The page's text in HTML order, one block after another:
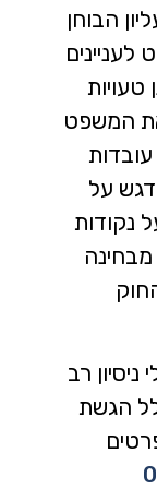
הבוחן
המשפט
דגש על
נקודות
רב
הגשת